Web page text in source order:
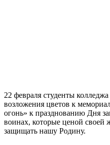
22 февраля студенты
возложения цветов к
огонь» к празднованию Дня
воинах, которые ценой
защищать нашу Родину.